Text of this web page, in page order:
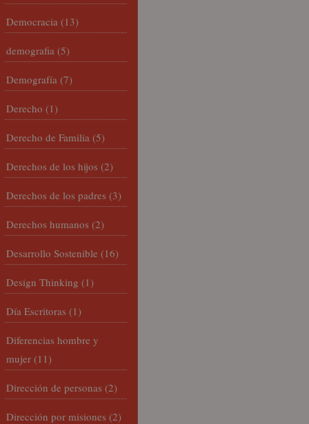
Democracia (13)
demografia (5)
Demografía (7)
Derecho (1)
Derecho de Familia (5)
Derechos de los hijos (2)
Derechos de los padres (3)
Derechos humanos (2)
Desarrollo Sostenible (16)
Design Thinking (1)
Día Escritoras (1)
Diferencias hombre y
mujer (11)
Dirección de personas (2)
Dirección por misiones (2)